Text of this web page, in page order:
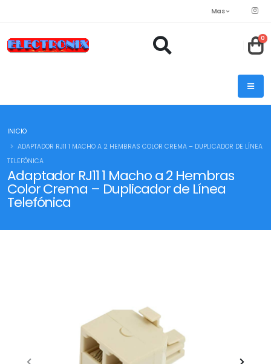
Mas
0
Adaptador RJ11 1 Macho a 2 Hembras
Color Crema – Duplicador de Línea
Telefónica
INICIO
ADAPTADOR RJ11 1 MACHO A 2 HEMBRAS COLOR CREMA – DUPLICADOR DE LÍNEA
TELEFÓNICA